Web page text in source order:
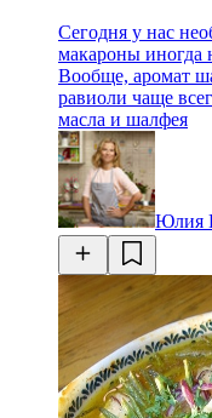
Сегодня у нас
макароны иногда
Вообще, аромат
равиоли чаще
масла и шалфея
Юлия